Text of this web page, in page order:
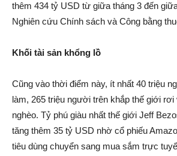
thêm 434 tỷ USD từ giữa tháng 3 đến
Nghiên cứ‌u Chính sách và Công bằng
Khối tài sả‌n khổng lồ
Cũng vào thời điểm này, ít nhất 40 triệu
làm, 265 triệu người trên khắp thế giới rơi
nghèo. Tỷ phú giàu nhất thế giới Jeff
tăng thêm 35 tỷ USD nhờ cổ phiếu
tiêu dùng chuyển sang mua sắm trực